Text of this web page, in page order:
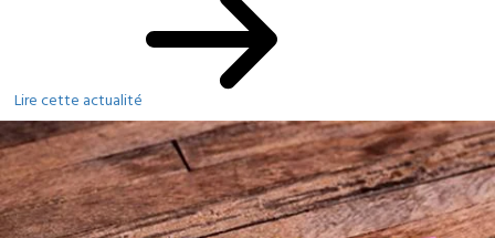
Lire cette actualité